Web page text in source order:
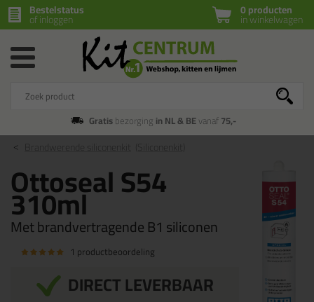
0 producten
in winkelwagen
Bestelstatus
of inloggen
Gratisbezorging in NL & BEvanaf75,-
Brandwerende siliconenkit
Ottoseal S54
310ml
Met brandvertragende B1 siliconen
1 productbeoordeling
DIRECT LEVERBAAR